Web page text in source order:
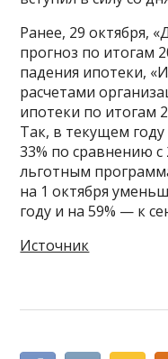
Ранее, 29 октября,
прогноз по итогам
падения ипотеки,
расчетами
ипотеки по итогам
Так, в текущем
33% по сравнению
льготным
на 1 октября
году и на 59% — к
Источник